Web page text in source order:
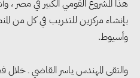
هذا المشروع القومي الكبير في مصر ،
بإنشاء مركزين للتدريب في كل من
وأسيوط.
والتقى المهندس ياسر القاضي ـ خلال